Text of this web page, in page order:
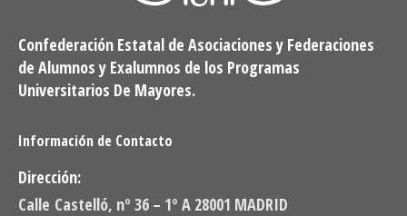
Confederación Estatal de Asociaciones y Federaciones
de Alumnos y Exalumnos de los Programas
Universitarios De Mayores.
Información de Contacto
Dirección:
Calle Castelló, nº 36 – 1º A 28001 MADRID